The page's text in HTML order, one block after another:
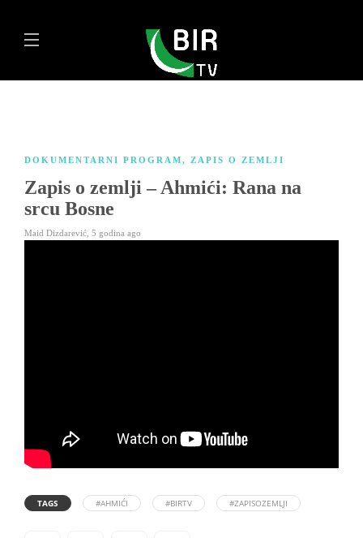
DOKUMENTARNI PROGRAM, ZAPIS O ZEMLJI
Zapis o zemlji – Ahmići: Rana na
srcu Bosne
Maid Dizdarević 5 godina ago
TAGS #AHMIĆI #BIRTV #ZAPISOZEMLJI